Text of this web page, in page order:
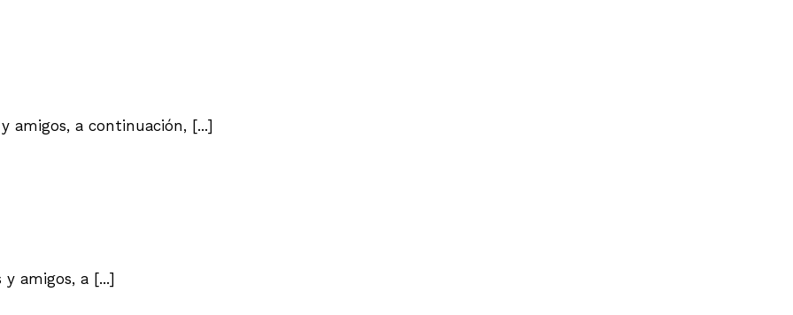
y amigos, a continuación, [...]
amigos, a [...]